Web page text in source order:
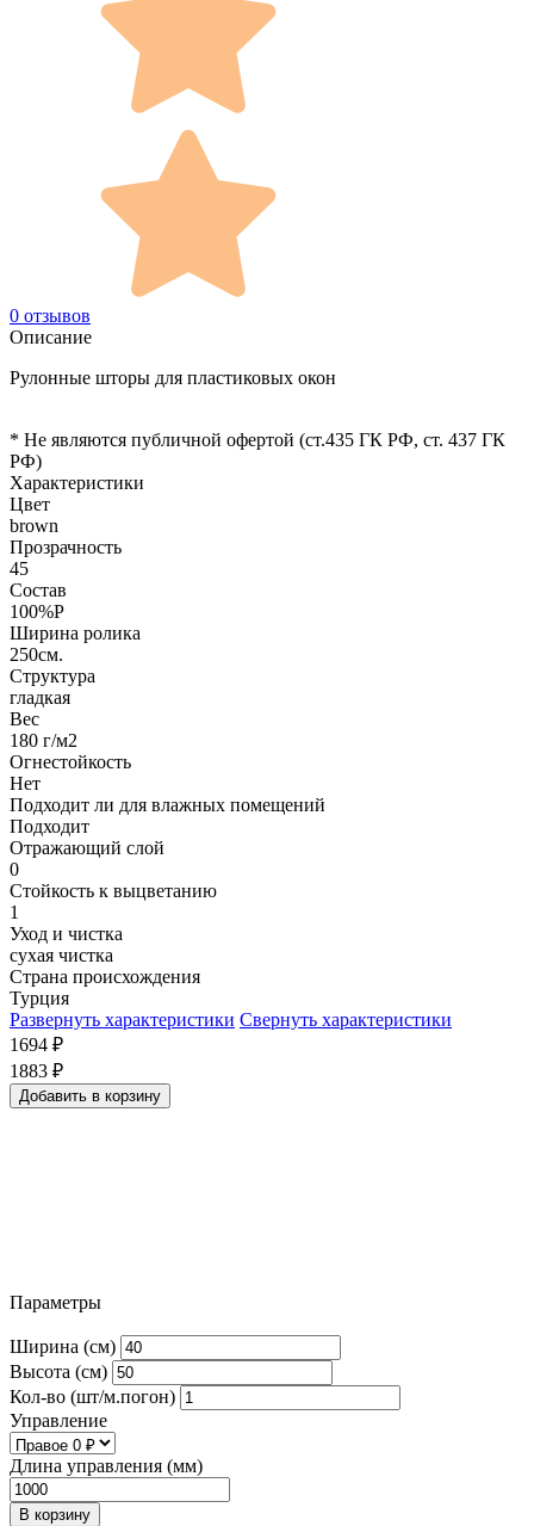
0 отзывов
Описание
Рулонные шторы для пластиковых окон
* Не являются публичной офертой (ст.435 ГК РФ, cт. 437 ГК
РФ)
Характеристики
Цвет
brown
Прозрачность
45
Состав
100%P
Ширина ролика
250см.
Структура
гладкая
Вес
180 г/м2
Огнестойкость
Нет
Подходит ли для влажных помещений
Подходит
Отражающий слой
0
Стойкость к выцветанию
1
Уход и чистка
сухая чистка
Страна происхождения
Турция
Развернуть характеристики Свернуть характеристики
1694 ₽
1883 ₽
Добавить в корзину
Параметры
Ширина (см)
Высота (см)
Кол-во (шт/м.погон)
Управление
Длина управления (мм)
В корзину